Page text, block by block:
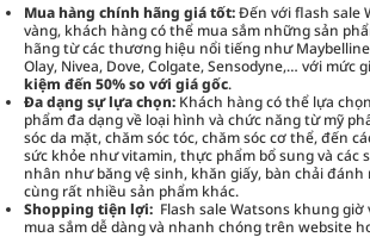
Mua hàng chính hãng giá tốt:Đến với flash sale
vàng, khách hàng có thể mua sắm những sản
hãng từ các thương hiệu nổi tiếng như
Olay, Nivea, Dove, Colgate, Sensodyne,… với mức
kiệm đến 50% so với giá gốc.
Đa dạng sự lựa chọn: Khách hàng có thể lựa
phẩm đa dạng về loại hình và chức năng từ mỹ
sóc da mặt, chăm sóc tóc, chăm sóc cơ thể, đến
sức khỏe như vitamin, thực phẩm bổ sung và các
nhân như băng vệ sinh, khăn giấy, bàn chải
cùng rất nhiều sản phẩm khác.
Shopping tiện lợi: Flash sale Watsons khung
mua sắm dễ dàng và nhanh chóng trên website